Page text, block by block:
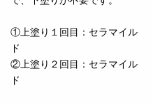
①上塗り１回目：セラマイル
ド
②上塗り２回目：セラマイル
ド